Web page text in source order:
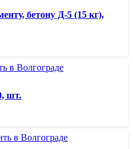
бетону Д-5 (15 кг),
шт.